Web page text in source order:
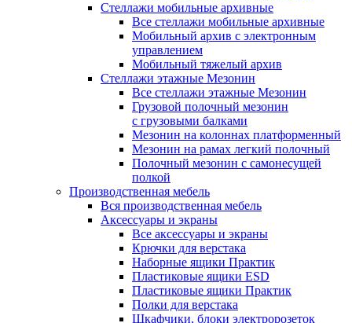
Стеллажи мобильные архивные
Все стеллажи мобильные архивные
Мобильный архив с электронным
управлением
Мобильный тяжелый архив
Стеллажи этажные Мезонин
Все стеллажи этажные Мезонин
Грузовой полочный мезонин
с грузовыми балками
Мезонин на колоннах платформенный
Мезонин на рамах легкий полочный
Полочный мезонин с самонесущей
полкой
Производственная мебель
Вся производственная мебель
Аксессуары и экраны
Все аксессуары и экраны
Крючки для верстака
Наборные ящики Практик
Пластиковые ящики ESD
Пластиковые ящики Практик
Полки для верстака
Шкафчики, блоки электророзеток